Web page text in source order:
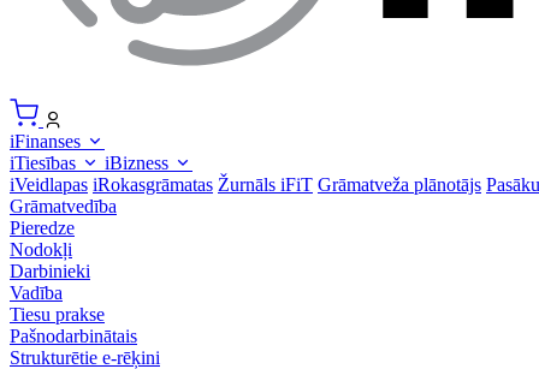
iFinanses
iTiesības
iBizness
iVeidlapas iRokasgrāmatas Žurnāls iFiT Grāmatveža plānotājs
Grāmatvedība
Pieredze
Nodokļi
Darbinieki
Vadība
Tiesu prakse
Pašnodarbinātais
Strukturētie e-rēķini